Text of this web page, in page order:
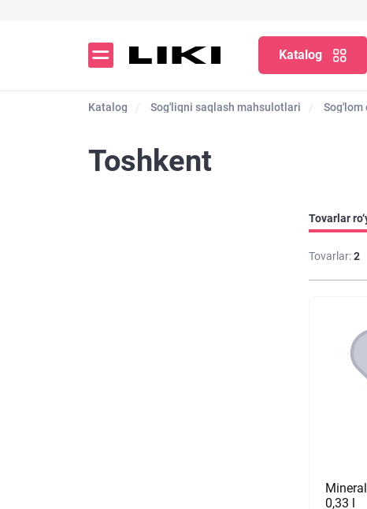
Katalog
Katalog Sog'liqni saqlash mahsulotlari Sog'lom
Toshkent
Tovarlar
Tovarlar:2
0,33 l